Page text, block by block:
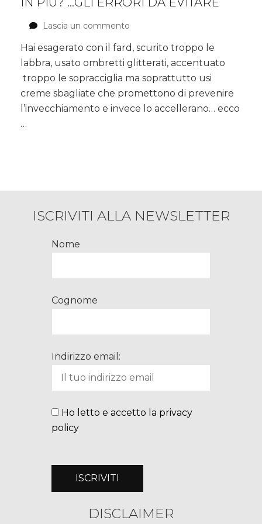
Lascia un commento
sei
truccata
e
10
anni
Hai esagerato con il fard, scurito troppo le
labbra, usato ombretti glitterati, accentuato
troppo le sopracciglia ma soprattutto usi
creme sbagliate che promettono di prevenire
l’invecchiamento e invece lo accellerano… ecco
…
ISCRIVITI ALLA NEWSLETTER
Nome
Cognome
Indirizzo email:
Ho letto e accetto la privacy
policy
DISCLAIMER